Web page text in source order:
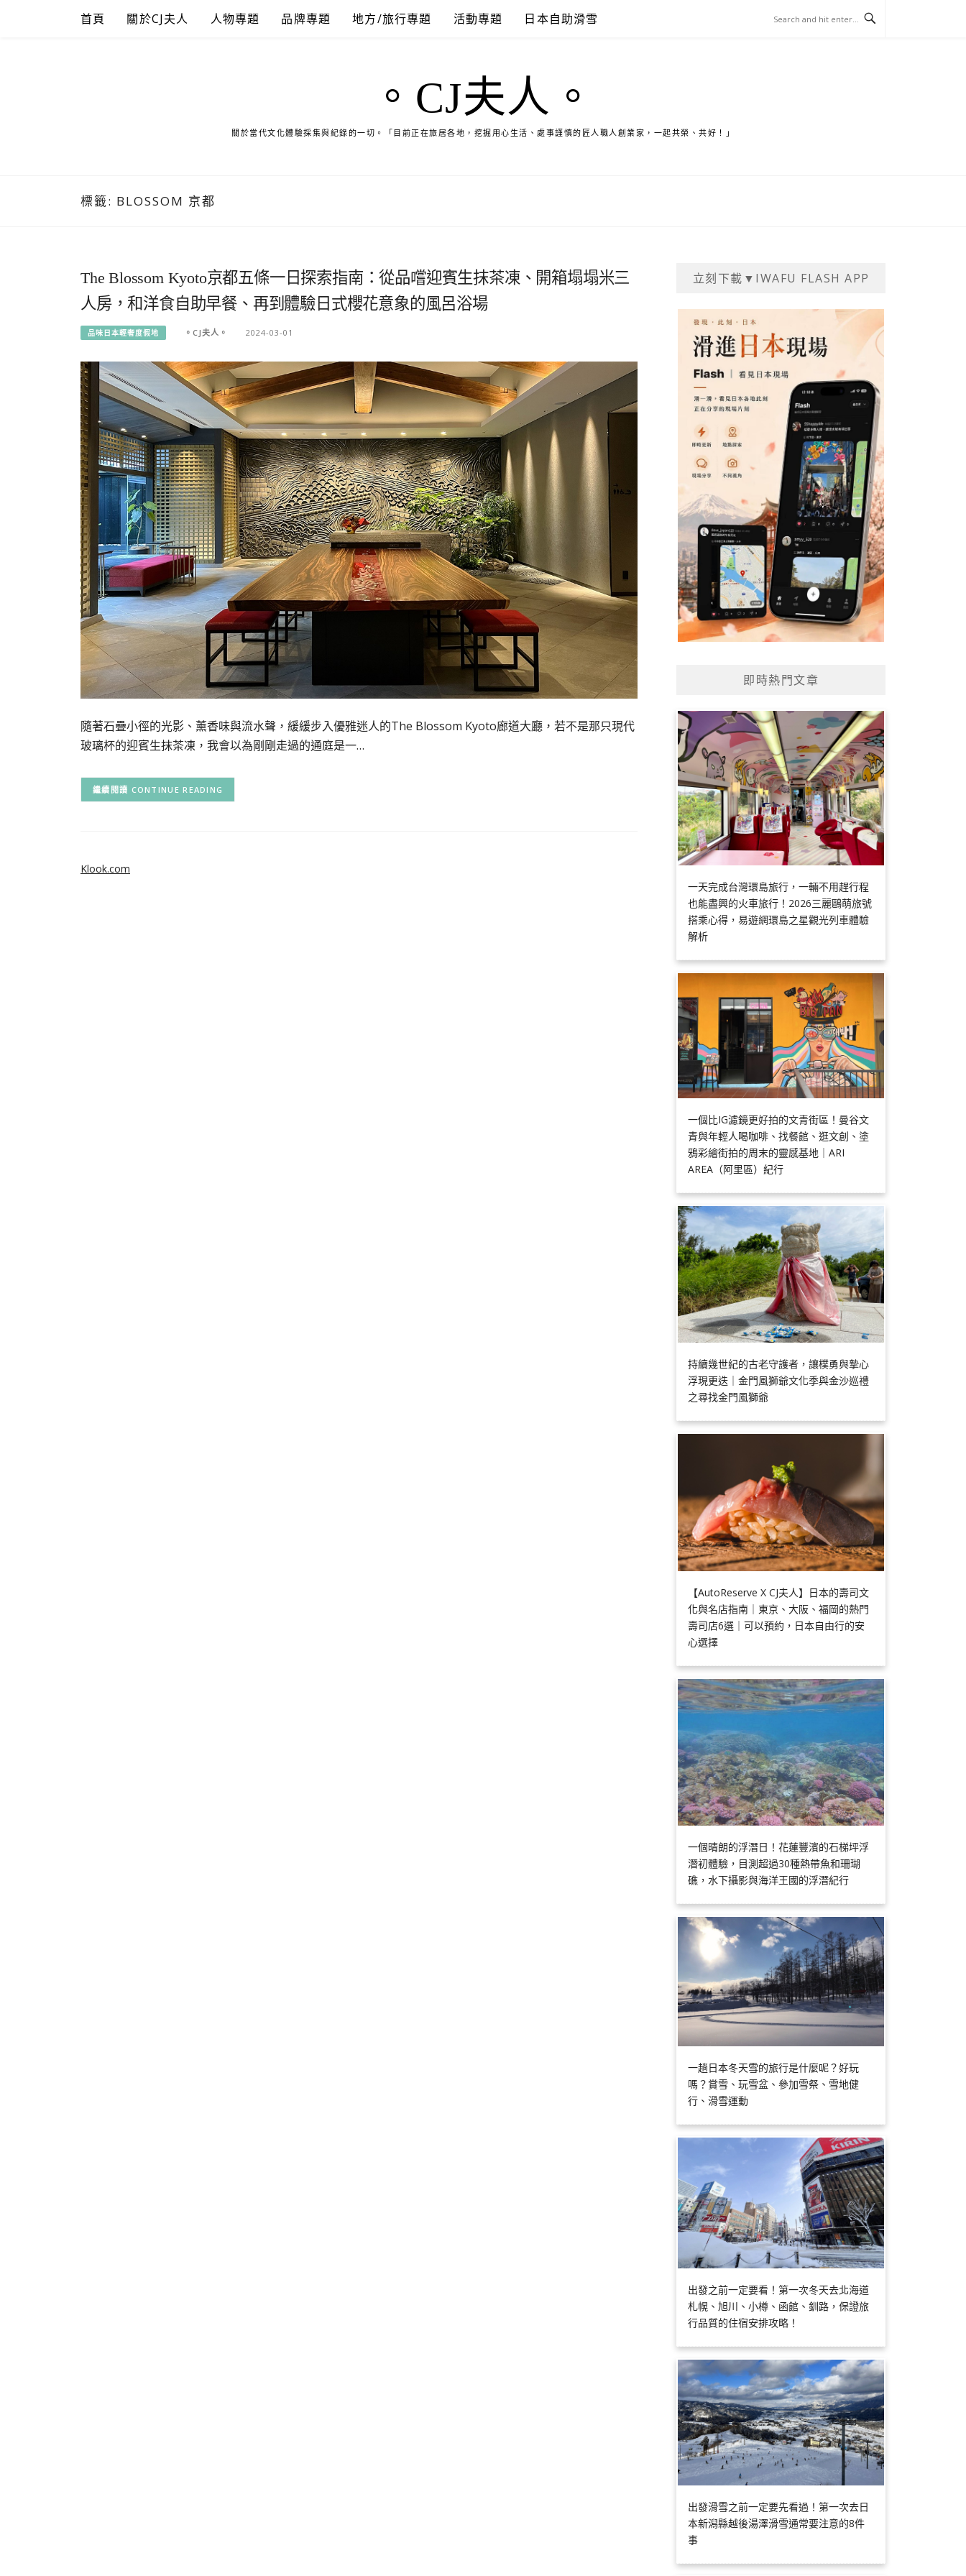
首頁 關於CJ夫人 人物專題 品牌專題 地方/旅行專題 活動專題 日本自助滑雪
。CJ夫人。
關於當代文化體驗採集與紀錄的一切。「目前正在旅居各地，挖掘用心生活、處事謹慎的匠人職人創業家，一起共榮、共好！」
標籤: BLOSSOM 京都
The Blossom Kyoto京都五條一日探索指南：從品嚐迎賓生抹茶凍、開箱塌塌米三
人房，和洋食自助早餐、再到體驗日式櫻花意象的風呂浴場
品味日本輕奢度假地 。CJ夫人。 2024-03-01
隨著石疊小徑的光影、薰香味與流水聲，緩緩步入優雅迷人的The Blossom Kyoto廊道大廳，若不是那只現代
玻璃杯的迎賓生抹茶凍，我會以為剛剛走過的通庭是一…
CONTINUE READING
立刻下載▼IWAFU FLASH APP
即時熱門文章
一天完成台灣環島旅行，一輛不用趕行程
也能盡興的火車旅行！2026三麗鷗萌旅號
搭乘心得，易遊網環島之星觀光列車體驗
解析
一個比IG濾鏡更好拍的文青街區！曼谷文
青與年輕人喝咖啡、找餐館、逛文創、塗
鴉彩繪街拍的周末的靈感基地｜ARI
AREA（阿里區）紀行
持續幾世紀的古老守護者，讓樸勇與摯心
浮現更迭｜金門風獅爺文化季與金沙巡禮
之尋找金門風獅爺
【AutoReserve X CJ夫人】日本的壽司文
化與名店指南｜東京、大阪、福岡的熱門
壽司店6選｜可以預約，日本自由行的安
心選擇
一個晴朗的浮潛日！花蓮豐濱的石梯坪浮
潛初體驗，目測超過30種熱帶魚和珊瑚
礁，水下攝影與海洋王國的浮潛紀行
一趟日本冬天雪的旅行是什麼呢？好玩
嗎？賞雪、玩雪盆、參加雪祭、雪地健
行、滑雪運動
出發之前一定要看！第一次冬天去北海道
札幌、旭川、小樽、函館、釧路，保證旅
行品質的住宿安排攻略！
出發滑雪之前一定要先看過！第一次去日
本新潟縣越後湯澤滑雪通常要注意的8件
事
Klook.com